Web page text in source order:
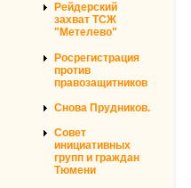
Рейдерский
захват ТСЖ
"Метелево"
Росрегистрация
против
правозащитников
Снова Прудников.
Совет
инициативных
групп и граждан
Тюмени